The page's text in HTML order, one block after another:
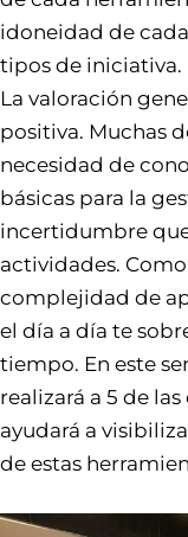
idoneidad de
tipos de iniciativa.
La valoración
positiva. Muchas
necesidad de
básicas para la
incertidumbre
actividades.
complejidad de
el día a día te
tiempo. En este
realizará a 5 de
ayudará a
de estas